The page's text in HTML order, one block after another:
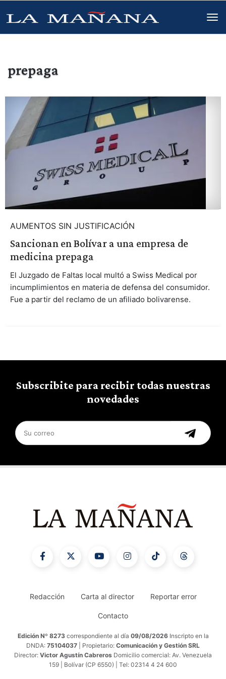
prepaga
AUMENTOS SIN JUSTIFICACIÓN
Sancionan en Bolívar a una empresa de
medicina prepaga
El Juzgado de Faltas local multó a Swiss Medical por
incumplimientos en materia de defensa del consumidor.
Fue a partir del reclamo de un afiliado bolivarense.
Subscribite para recibir todas nuestras
novedades
Redacción Carta al director Reportar error
Contacto
Edición Nº 8273 correspondiente al día 09/08/2026 Inscripto en la
DNDA: 75104037 | Propietario: Comunicación y Gestión SRL
Director: Victor Agustín Cabreros Domicilio comercial: Av. Venezuela
159 | Bolívar (CP 6550) | Tel: 02314 4 24 600